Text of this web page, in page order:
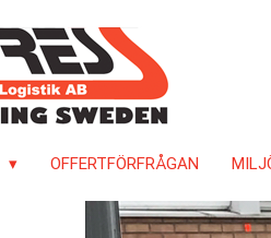
OFFERTFÖRFRÅGAN